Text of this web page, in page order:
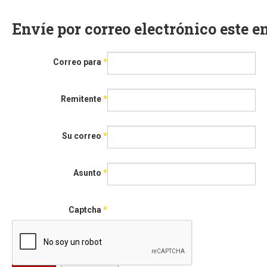
Envíe por correo electrónico este
Correo para *
Remitente*
Su correo *
Asunto *
Captcha *